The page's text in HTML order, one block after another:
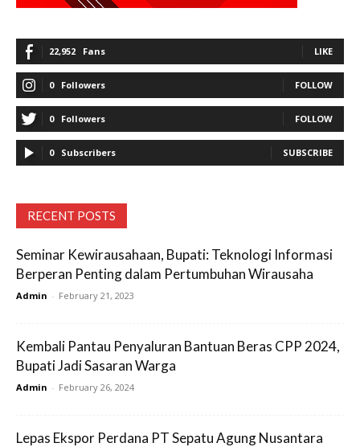
22,952 Fans LIKE
0 Followers FOLLOW
0 Followers FOLLOW
0 Subscribers SUBSCRIBE
RECENT POSTS
Seminar Kewirausahaan, Bupati: Teknologi Informasi
Berperan Penting dalam Pertumbuhan Wirausaha
Admin - February 21, 2023
Kembali Pantau Penyaluran Bantuan Beras CPP 2024,
Bupati Jadi Sasaran Warga
Admin - February 26, 2024
Lepas Ekspor Perdana PT Sepatu Agung Nusantara